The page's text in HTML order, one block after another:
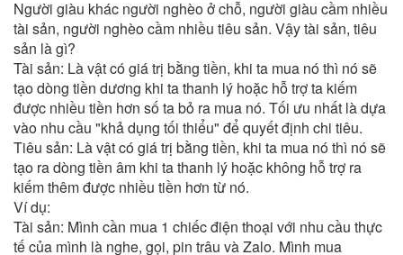
Người giàu khác người nghèo ở chỗ, người giàu cầm nhiều
tài sản, người nghèo cầm nhiều tiêu sản. Vậy tài sản, tiêu
sản là gì?
Tài sản: Là vật có giá trị bằng tiền, khi ta mua nó thì nó sẽ
tạo dòng tiền dương khi ta thanh lý hoặc hỗ trợ ta kiếm
được nhiều tiền hơn số ta bỏ ra mua nó. Tối ưu nhất là dựa
vào nhu cầu "khả dụng tối thiểu" để quyết định chi tiêu.
Tiêu sản: Là vật có giá trị bằng tiền, khi ta mua nó thì nó sẽ
tạo ra dòng tiền âm khi ta thanh lý hoặc không hỗ trợ ra
kiếm thêm được nhiều tiền hơn từ nó.
Ví dụ:
Tài sản: Mình cần mua 1 chiếc điện thoại với nhu cầu thực
tế của mình là nghe, gọi, pin trâu và Zalo. Mình mua